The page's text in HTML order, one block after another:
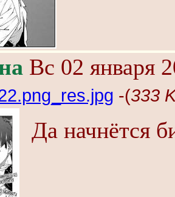
Вс 02 января
-(333
Да начнётся